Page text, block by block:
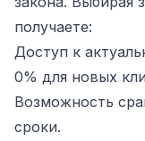
получаете:
Доступ к
0% для новых
Возможность
сроки.